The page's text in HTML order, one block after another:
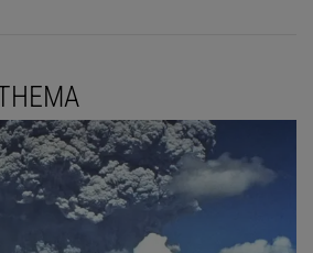
Chefredakteurin von Spektrum der